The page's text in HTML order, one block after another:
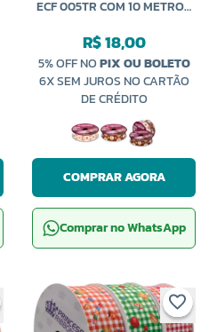
ECF 005TR COM 10 METROS
R$ 18,00
5% OFF NOPIX OU BOLETO
6X SEM JUROS NO CARTÃO
DE CRÉDITO
COMPRAR AGORA
Comprar no WhatsApp